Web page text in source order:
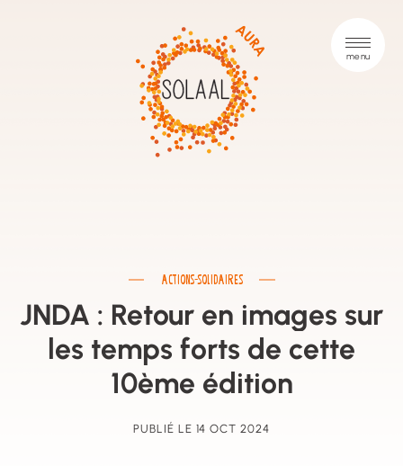
ACTIONS-SOLIDAIRES
JNDA : Retour en images sur
les temps forts de cette
10ème édition
PUBLIÉ LE 14 OCT 2024